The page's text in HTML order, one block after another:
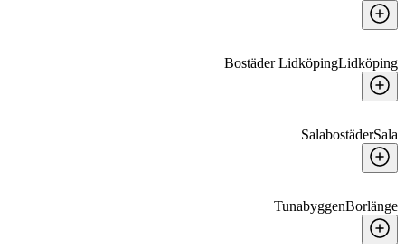
Bostäder LidköpingLidköping
SalabostäderSala
TunabyggenBorlänge